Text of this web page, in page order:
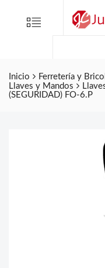
Menu
Inicio Ferretería y
Llaves y Mandos
(SEGURIDAD) FO-6.P
Folletos
Contacto